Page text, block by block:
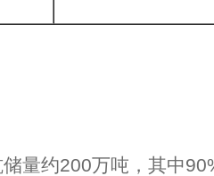
量约200万吨，其中